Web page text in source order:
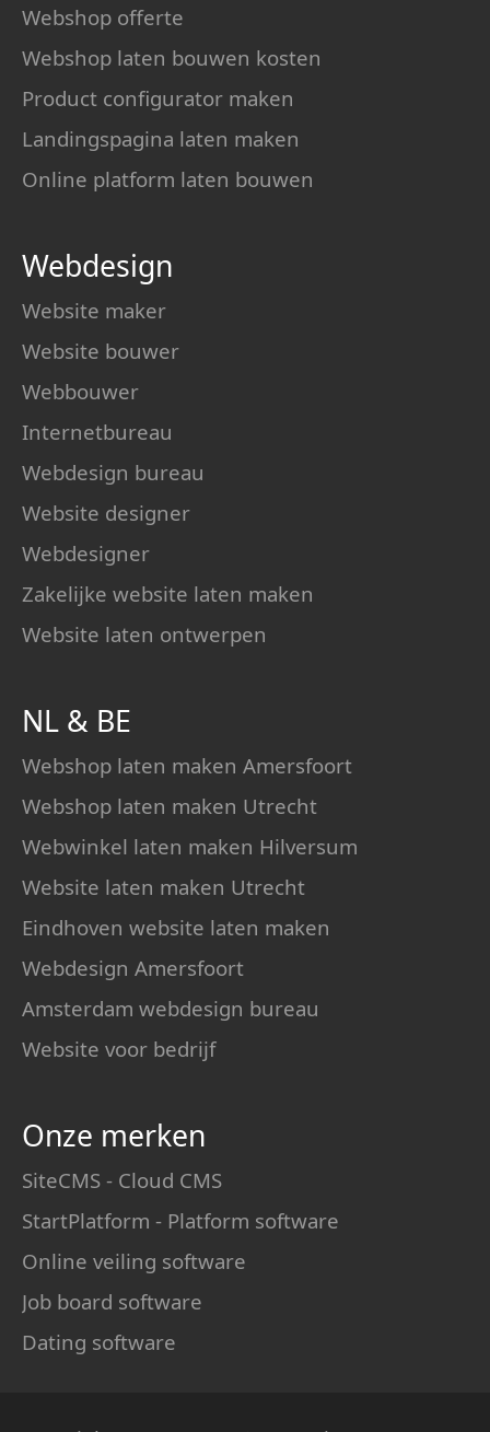
Webshop offerte
Webshop laten bouwen kosten
Product configurator maken
Landingspagina laten maken
Online platform laten bouwen
Webdesign
Website maker
Website bouwer
Webbouwer
Internetbureau
Webdesign bureau
Website designer
Webdesigner
Zakelijke website laten maken
Website laten ontwerpen
NL & BE
Webshop laten maken Amersfoort
Webshop laten maken Utrecht
Webwinkel laten maken Hilversum
Website laten maken Utrecht
Eindhoven website laten maken
Webdesign Amersfoort
Amsterdam webdesign bureau
Website voor bedrijf
Onze merken
SiteCMS - Cloud CMS
StartPlatform - Platform software
Online veiling software
Job board software
Dating software